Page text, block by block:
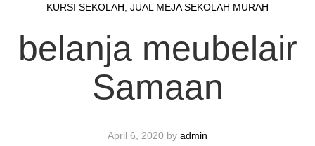
KURSI SEKOLAH JUAL MEJA SEKOLAH MURAH
belanja meubelair
Samaan
April 6, 2020 by admin